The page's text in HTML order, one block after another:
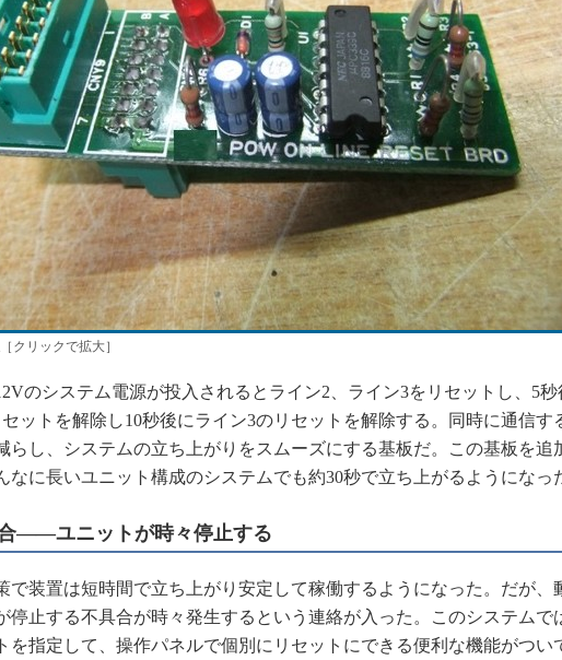
［クリックで拡大］
のシステム電源が投入されるとライン2、ライン3をリセットし、5秒
ットを解除し10秒後にライン3のリセットを解除する。同時に通信す
らし、システムの立ち上がりをスムーズにする基板だ。この基板を追
なに長いユニット構成のシステムでも約30秒で立ち上がるようになっ
――ユニットが時々停止する
装置は短時間で立ち上がり安定して稼働するようになった。だが、
停止する不具合が時々発生するという連絡が入った。このシステムで
を指定して、操作パネルで個別にリセットにできる便利な機能がつい